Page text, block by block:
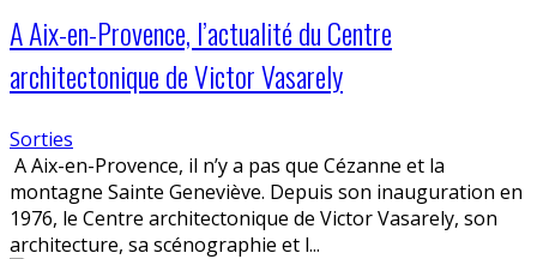
A Aix-en-Provence, l’actualité du Centre
architectonique de Victor Vasarely
Sorties
A Aix-en-Provence, il n’y a pas que Cézanne et la
montagne Sainte Geneviève. Depuis son inauguration en
1976, le Centre architectonique de Victor Vasarely, son
architecture, sa scénographie et l...